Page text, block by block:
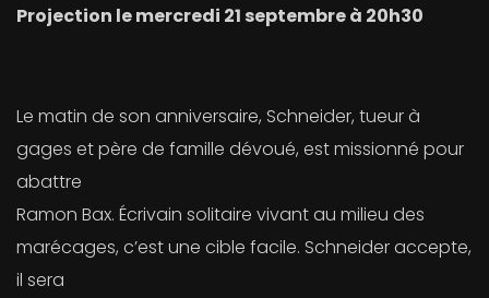
Projection le mercredi 21 septembre à 20h30
Le matin de son anniversaire, Schneider, tueur à
gages et père de famille dévoué, est missionné pour
abattre
Ramon Bax. Écrivain solitaire vivant au milieu des
marécages, c’est une cible facile. Schneider accepte,
il sera